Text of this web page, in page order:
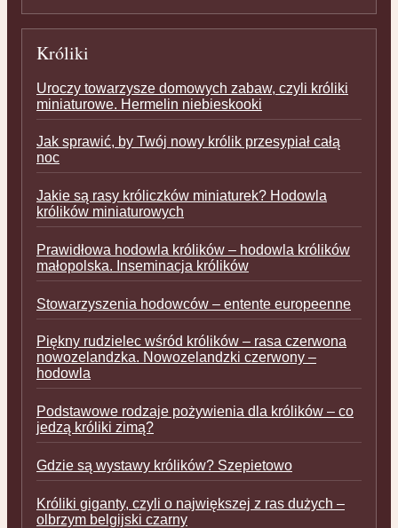
Króliki
Uroczy towarzysze domowych zabaw, czyli króliki
miniaturowe. Hermelin niebieskooki
Jak sprawić, by Twój nowy królik przesypiał całą
noc
Jakie są rasy króliczków miniaturek? Hodowla
królików miniaturowych
Prawidłowa hodowla królików – hodowla królików
małopolska. Inseminacja królików
Stowarzyszenia hodowców – entente europeenne
Piękny rudzielec wśród królików – rasa czerwona
nowozelandzka. Nowozelandzki czerwony –
hodowla
Podstawowe rodzaje pożywienia dla królików – co
jedzą króliki zimą?
Gdzie są wystawy królików? Szepietowo
Króliki giganty, czyli o największej z ras dużych –
olbrzym belgijski czarny